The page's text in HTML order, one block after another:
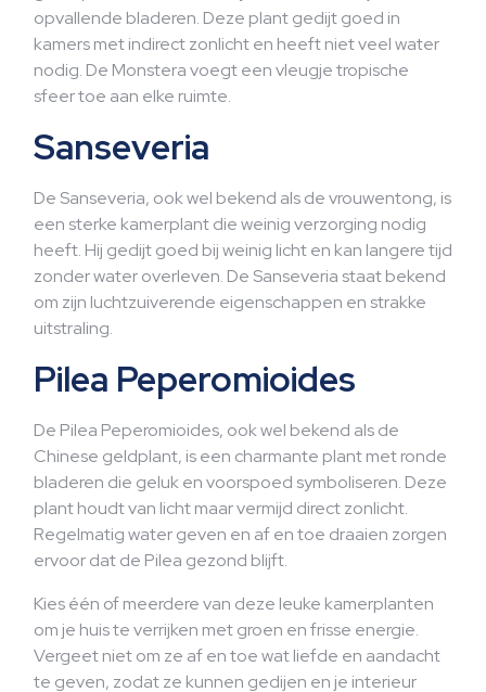
opvallende bladeren. Deze plant gedijt goed in
kamers met indirect zonlicht en heeft niet veel water
nodig. De Monstera voegt een vleugje tropische
sfeer toe aan elke ruimte.
Sanseveria
De Sanseveria, ook wel bekend als de vrouwentong, is
een sterke kamerplant die weinig verzorging nodig
heeft. Hij gedijt goed bij weinig licht en kan langere tijd
zonder water overleven. De Sanseveria staat bekend
om zijn luchtzuiverende eigenschappen en strakke
uitstraling.
Pilea Peperomioides
De Pilea Peperomioides, ook wel bekend als de
Chinese geldplant, is een charmante plant met ronde
bladeren die geluk en voorspoed symboliseren. Deze
plant houdt van licht maar vermijd direct zonlicht.
Regelmatig water geven en af en toe draaien zorgen
ervoor dat de Pilea gezond blijft.
Kies één of meerdere van deze leuke kamerplanten
om je huis te verrijken met groen en frisse energie.
Vergeet niet om ze af en toe wat liefde en aandacht
te geven, zodat ze kunnen gedijen en je interieur